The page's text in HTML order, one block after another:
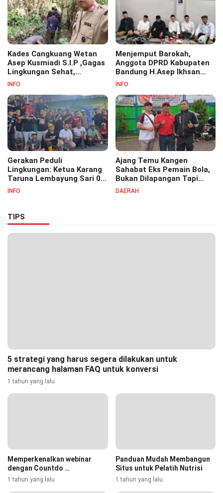
Kades Cangkuang Wetan
Asep Kusmiadi S.I.P ,Gagas
Lingkungan Sehat,
Bersihkan Saluran Air di RW
INFO
Menjemput Barokah,
Anggota DPRD Kabupaten
Bandung H.Asep Ikhsan
S.Pd.M.M Hadiri Haul Akbar
Pesantren Cipasung.
INFO
Gerakan Peduli
Lingkungan: Ketua Karang
Taruna Lembayung Sari 09
Irvan Permana Ajak
INFO
Ajang Temu Kangen
Sahabat Eks Pemain Bola,
Bukan Dilapangan Tapi
Ditongkrongan
DAERAH
TIPS
5 strategi yang harus segera dilakukan untuk
merancang halaman FAQ untuk konversi
1 tahun yang lalu
Memperkenalkan webinar
dengan Countdo …
1 tahun yang lalu
Panduan Mudah Membangun
Situs untuk Pelatih Nutrisi
1 tahun yang lalu